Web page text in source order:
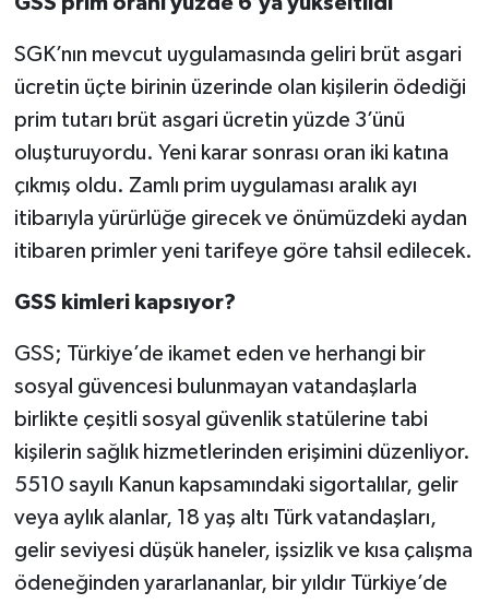
SGK’nın mevcut uygulamasında geliri brüt asgari
ücretin üçte birinin üzerinde olan kişilerin ödediği
prim tutarı brüt asgari ücretin yüzde 3’ünü
oluşturuyordu. Yeni karar sonrası oran iki katına
çıkmış oldu. Zamlı prim uygulaması aralık ayı
itibarıyla yürürlüğe girecek ve önümüzdeki aydan
itibaren primler yeni tarifeye göre tahsil edilecek.
GSS kimleri kapsıyor?
GSS; Türkiye’de ikamet eden ve herhangi bir
sosyal güvencesi bulunmayan vatandaşlarla
birlikte çeşitli sosyal güvenlik statülerine tabi
kişilerin sağlık hizmetlerinden erişimini düzenliyor.
5510 sayılı Kanun kapsamındaki sigortalılar, gelir
veya aylık alanlar, 18 yaş altı Türk vatandaşları,
gelir seviyesi düşük haneler, işsizlik ve kısa çalışma
ödeneğinden yararlananlar, bir yıldır Türkiye’de